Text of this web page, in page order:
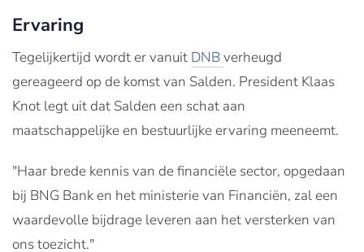
Ervaring
Tegelijkertijd wordt er vanuit DNBverheugd
gereageerd op de komst van Salden. President Klaas
Knot legt uit dat Salden een schat aan
maatschappelijke en bestuurlijke ervaring meeneemt.
"Haar brede kennis van de financiële sector, opgedaan
bij BNG Bank en het ministerie van Financiën, zal een
waardevolle bijdrage leveren aan het versterken van
ons toezicht."